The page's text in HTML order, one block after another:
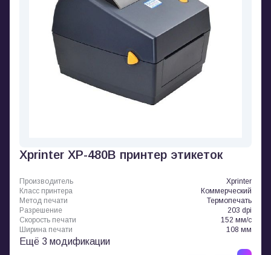
Xprinter XP-480B принтер этикеток
Производитель
Xprinter
Класс принтера
Коммерческий
Метод печати
Термопечать
Разрешение
203 dpi
Скорость печати
152 мм/с
Ширина печати
108 мм
Ещё 3 модификации